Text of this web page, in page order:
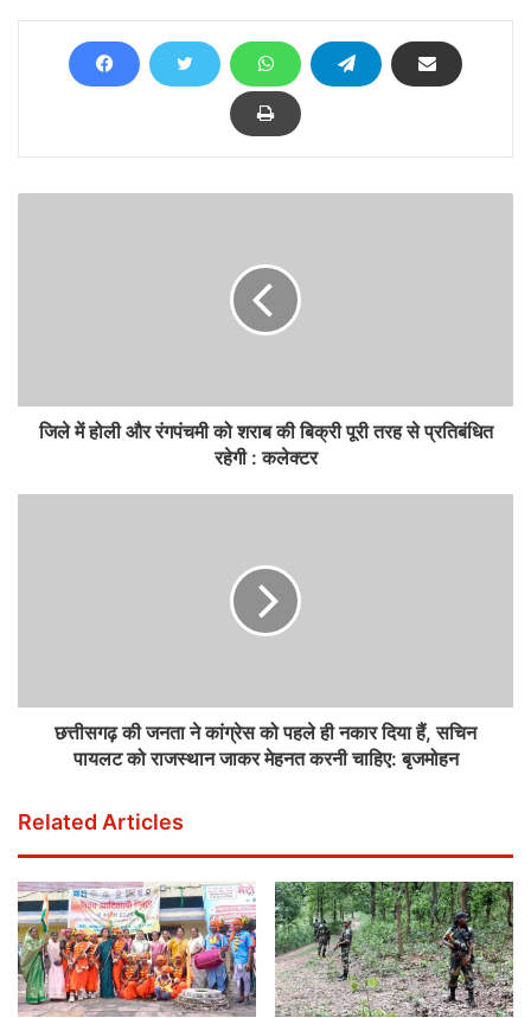
जिले में होली और रंगपंचमी को शराब की बिक्री पूरी तरह से प्रतिबंधित
रहेगी : कलेक्टर
छत्तीसगढ़ की जनता ने कांग्रेस को पहले ही नकार दिया हैं, सचिन
पायलट को राजस्थान जाकर मेहनत करनी चाहिए: बृजमोहन
Related Articles